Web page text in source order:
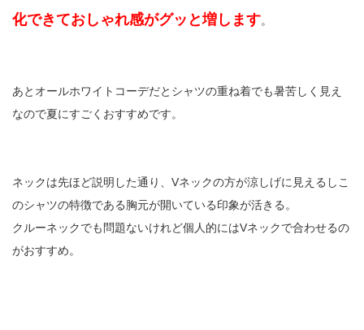
化できておしゃれ感がグッと増します。
あとオールホワイトコーデだとシャツの重ね着でも暑苦しく見え
なので夏にすごくおすすめです。
ネックは先ほど説明した通り、Vネックの方が涼しげに見えるしこ
のシャツの特徴である胸元が開いている印象が活きる。
クルーネックでも問題ないけれど個人的にはVネックで合わせるの
がおすすめ。